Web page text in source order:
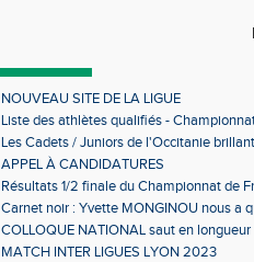
NOUVEAU SITE DE LA LIGUE
Liste des athlètes qualifiés -
Individuels en salle
Les Cadets / Juniors de l'Occitanie
APPEL À CANDIDATURES
Résultats 1/2 finale du Championnat de
Carnet noir : Yvette MONGINOU nous a
COLLOQUE NATIONAL saut en
MATCH INTER LIGUES LYON 2023